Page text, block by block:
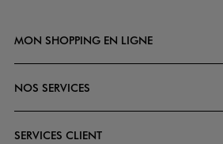
MON SHOPPING EN LIGNE
NOS SERVICES
SERVICES CLIENT